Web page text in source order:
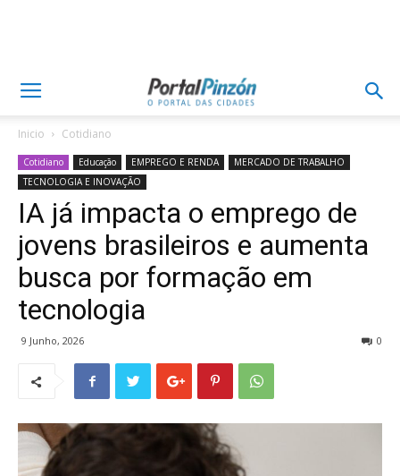
Inicio Cotidiano
Cotidiano Educação EMPREGO E RENDA
MERCADO DE TRABALHO
TECNOLOGIA E INOVAÇÃO
IA já impacta o emprego de
jovens brasileiros e aumenta
busca por formação em
tecnologia
9 Junho, 2026 0